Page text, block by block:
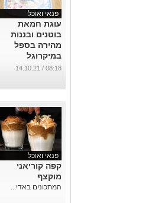
פנאי ואוכל
עוגת חמאת
בוטנים ובננות
מהירה בספל
במיקרוגל
...
08:18 / 14.10.21
פנאי ואוכל
קפה קוריאני
מוקצף
המתכונים באדי...